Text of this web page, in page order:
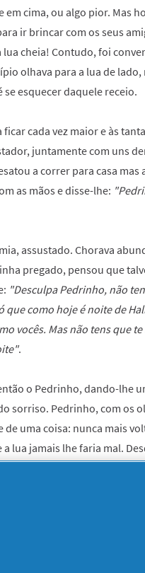
em cima, ou algo pior. Mas
ir brincar com os seus
lua cheia! Contudo, foi
olhava para a lua de
esquecer daquele receio.
ficar cada vez maior e às
juntamente com uns
a correr para casa mas
as mãos e disse-lhe:
assustado. Chorava
pregado, pensou que
"Desculpa Pedrinho, não
que como hoje é noite de
vocês. Mas não tens que
.
o Pedrinho, dando-lhe
sorriso. Pedrinho, com os
de uma coisa: nunca mais
a lua jamais lhe faria mal.